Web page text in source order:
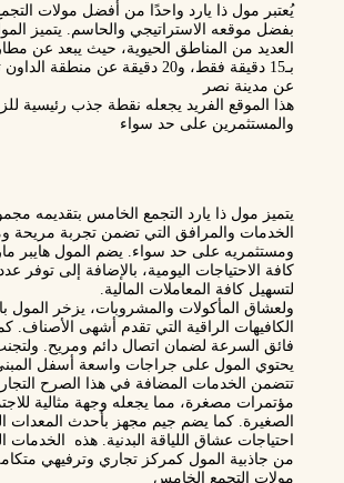
يُعتبر مول ذا يارد واحدًا من أفضل مولات
بفضل موقعه الاستراتيجي والحاسم. يتميز
العديد من المناطق الحيوية، حيث يبعد عن
بـ15 دقيقة فقط، و20 دقيقة عن منطقة
عن مدينة نصر
هذا الموقع الفريد يجعله نقطة جذب رئيسية
والمستثمرين على حد سواء
يتميز مول ذا يارد
التجمع الخامس بتقديمه
الخدمات والمرافق التي تضمن تجربة مريحة
ومستثمريه على حد سواء. يضم المول هايبر
كافة الاحتياجات اليومية، بالإضافة إلى توفر
لتسهيل كافة المعاملات المالية.
ولعشاق المأكولات والمشروبات، يزخر المول
الكافيهات الراقية التي تقدم أشهى الأصناف.
فائق السرعة لضمان اتصال دائم ومريح.
يحتوي المول على جراجات واسعة أسفل
تتضمن الخدمات المضافة في هذا الصرح
مؤتمرات مصغرة، مما يجعله وجهة مثالية
الصغيرة. كما يضم جيم مجهز بأحدث المعدات
احتياجات عشاق اللياقة البدنية. هذه الخدمات
من جاذبية المول كمركز تجاري وترفيهي
مولات التجمع الخامس